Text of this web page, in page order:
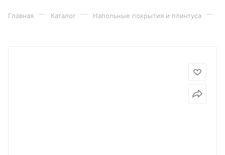
Главная — Каталог — Напольные покрытия и плинтуса —